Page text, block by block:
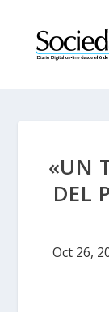
«UN
DEL
Oct 26,